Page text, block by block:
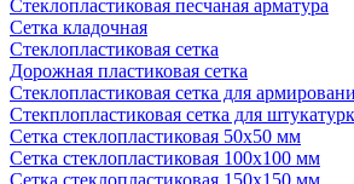
Стеклопластиковая песчаная арматура
Сетка кладочная
Стеклопластиковая сетка
Дорожная пластиковая сетка
Стеклопластиковая сетка для
Стекплопластиковая сетка для
Сетка стеклопластиковая 50x50 мм
Сетка стеклопластиковая 100x100 мм
Сетка стеклопластиковая 150x150 мм